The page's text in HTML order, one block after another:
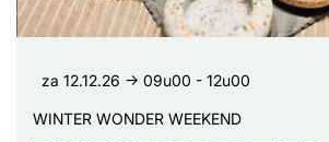
WINTER WONDER WEEKEND
za 12.12.26 → 09u00 - 12u00